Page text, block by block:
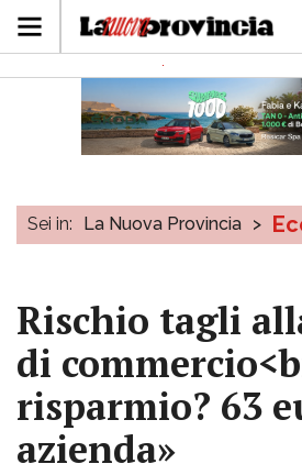
Sei in: La Nuova Provincia >
Rischio tagli
di
risparmio? 63
azienda»